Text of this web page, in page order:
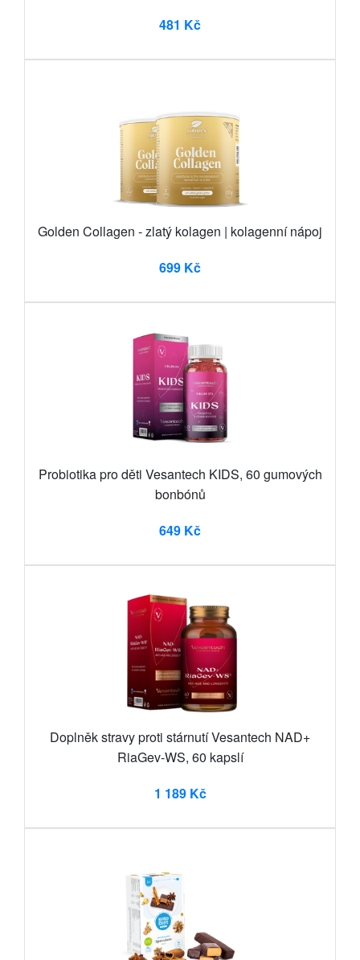
481 Kč
Golden Collagen - zlatý kolagen | kolagenní nápoj
699 Kč
Probiotika pro děti Vesantech KIDS, 60 gumových
bonbónů
649 Kč
Doplněk stravy proti stárnutí Vesantech NAD+
RiaGev-WS, 60 kapslí
1 189 Kč